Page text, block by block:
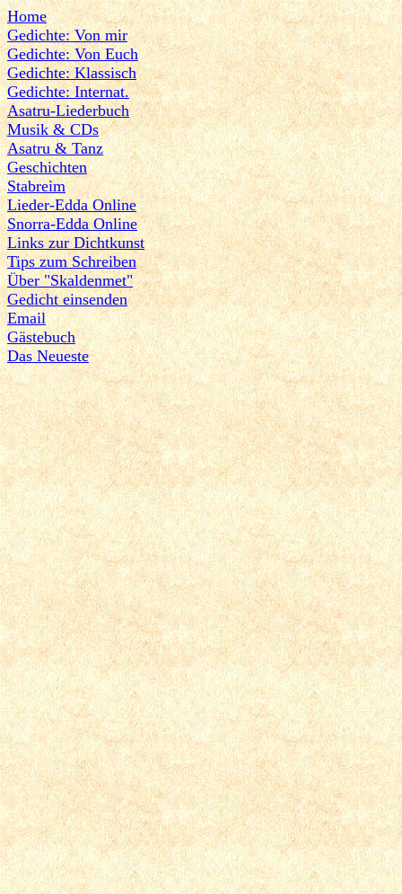
Home
Gedichte: Von mir
Gedichte: Von Euch
Gedichte: Klassisch
Gedichte: Internat.
Asatru-Liederbuch
Musik & CDs
Asatru & Tanz
Geschichten
Stabreim
Lieder-Edda Online
Snorra-Edda Online
Links zur Dichtkunst
Tips zum Schreiben
Über "Skaldenmet"
Gedicht einsenden
Email
Gästebuch
Das Neueste